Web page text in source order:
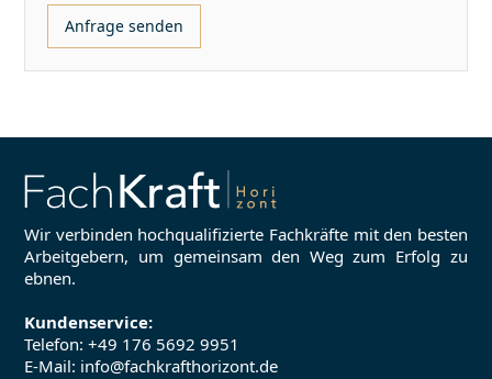
Anfrage senden
Wir verbinden hochqualifizierte Fachkräfte mit den besten
Arbeitgebern, um gemeinsam den Weg zum Erfolg zu
ebnen.
Kundenservice:
Telefon:+49 176 5692 9951
E-Mail: info@fachkrafthorizont.de